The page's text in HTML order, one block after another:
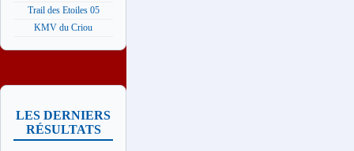
Trail des Etoiles 05
KMV du Criou
LES DERNIERS
RÉSULTATS